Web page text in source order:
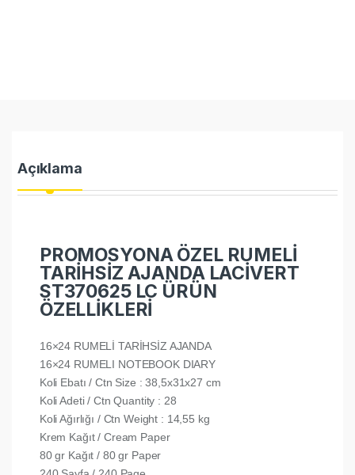
Açıklama
PROMOSYONA ÖZEL RUMELİ
TARİHSİZ AJANDA LACİVERT
ST370625 LC ÜRÜN
ÖZELLİKLERİ
16×24 RUMELİ TARİHSİZ AJANDA
16×24 RUMELI NOTEBOOK DIARY
Koli Ebatı / Ctn Size : 38,5x31x27 cm
Koli Adeti / Ctn Quantity : 28
Koli Ağırlığı / Ctn Weight : 14,55 kg
Krem Kağıt / Cream Paper
80 gr Kağıt / 80 gr Paper